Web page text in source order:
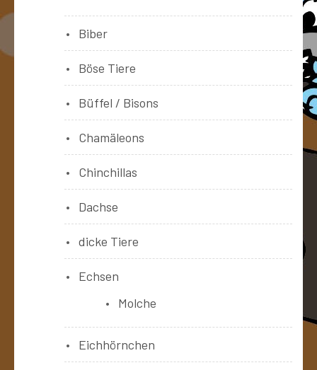
Biber
Böse Tiere
Büffel / Bisons
Chamäleons
Chinchillas
Dachse
dicke Tiere
Echsen
Molche
Eichhörnchen